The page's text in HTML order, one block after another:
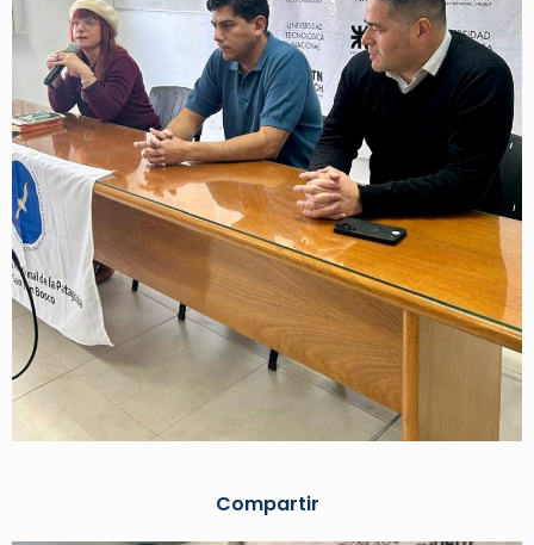
Compartir